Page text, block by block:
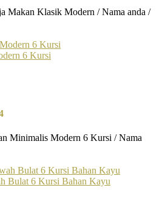
Makan Klasik Modern / Nama anda /
6 Kursi
Minimalis Modern 6 Kursi / Nama
Bulat 6 Kursi Bahan Kayu